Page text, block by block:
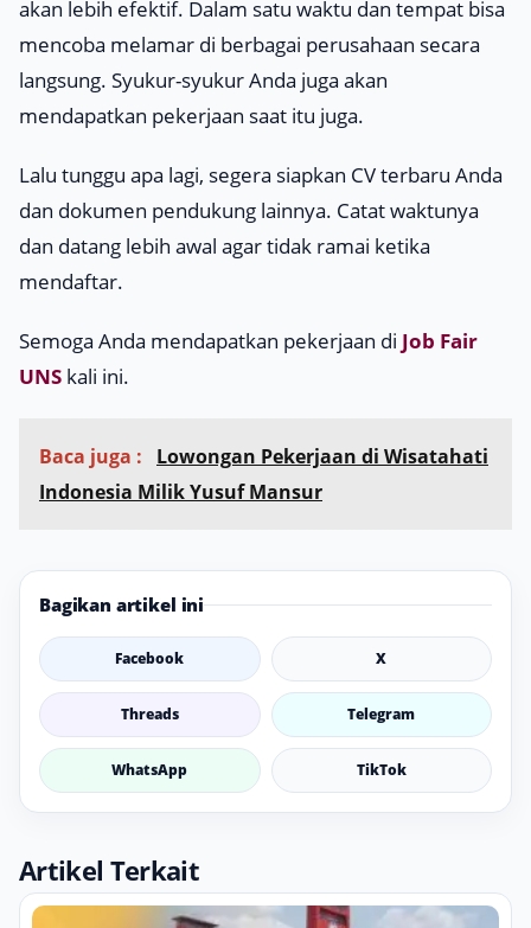
akan lebih efektif. Dalam satu waktu dan tempat bisa
mencoba melamar di berbagai perusahaan secara
langsung. Syukur-syukur Anda juga akan
mendapatkan pekerjaan saat itu juga.
Lalu tunggu apa lagi, segera siapkan CV terbaru Anda
dan dokumen pendukung lainnya. Catat waktunya
dan datang lebih awal agar tidak ramai ketika
mendaftar.
Semoga Anda mendapatkan pekerjaan di Job Fair
UNS kali ini.
Baca juga :
Lowongan Pekerjaan di Wisatahati
Indonesia Milik Yusuf Mansur
Bagikan artikel ini
Facebook X
Threads Telegram
WhatsApp TikTok
Artikel Terkait